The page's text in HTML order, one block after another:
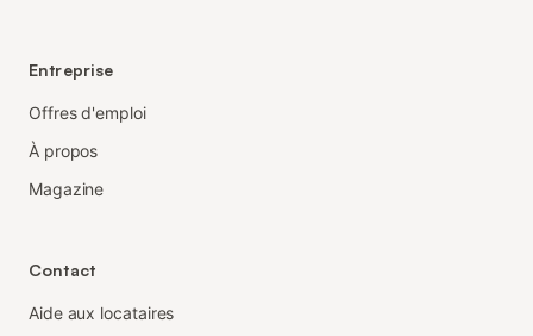
Entreprise
Offres d'emploi
À propos
Magazine
Contact
Aide aux locataires